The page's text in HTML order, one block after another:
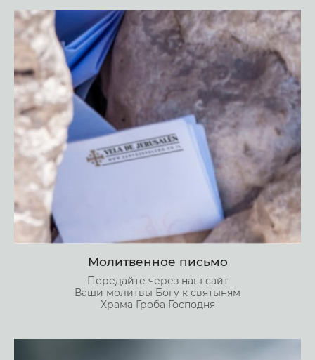
Молитвенное письмо
Передайте через наш сайт
Ваши молитвы Богу к святыням
Храма Гроба Господня